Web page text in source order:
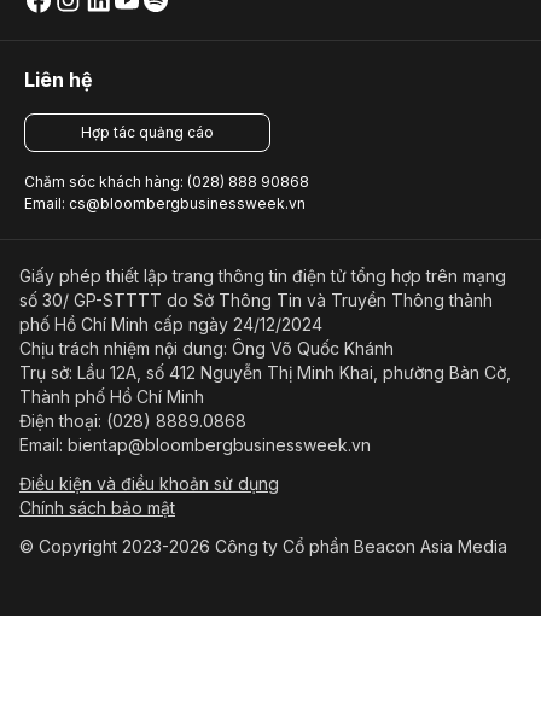
Liên hệ
Hợp tác quảng cáo
Chăm sóc khách hàng: (028) 888 90868
Email: cs@bloombergbusinessweek.vn
Giấy phép thiết lập trang thông tin điện tử tổng hợp trên mạng
số 30/ GP-STTTT do Sở Thông Tin và Truyền Thông thành
phố Hồ Chí Minh cấp ngày 24/12/2024
Chịu trách nhiệm nội dung: Ông Võ Quốc Khánh
Trụ sở: Lầu 12A, số 412 Nguyễn Thị Minh Khai, phường Bàn Cờ,
Thành phố Hồ Chí Minh
Điện thoại: (028) 8889.0868
Email: bientap@bloombergbusinessweek.vn
Điều kiện và điều khoản sử dụng
Chính sách bảo mật
© Copyright 2023-2026 Công ty Cổ phần Beacon Asia Media